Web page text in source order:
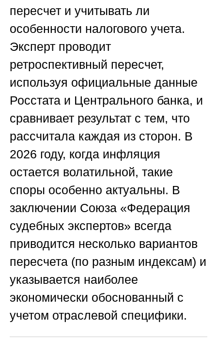
пересчет и учитывать ли
особенности налогового учета.
Эксперт проводит
ретроспективный пересчет,
используя официальные данные
Росстата и Центрального банка, и
сравнивает результат с тем, что
рассчитала каждая из сторон. В
2026 году, когда инфляция
остается волатильной, такие
споры особенно актуальны. В
заключении Союза «Федерация
судебных экспертов» всегда
приводится несколько вариантов
пересчета (по разным индексам) и
указывается наиболее
экономически обоснованный с
учетом отраслевой специфики.